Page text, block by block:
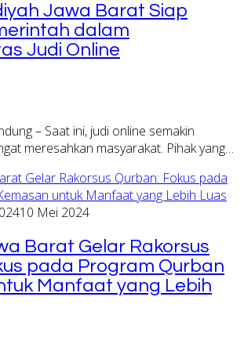
Jawa Barat Siap
dalam
Judi Online
– Saat ini, judi online semakin
meresahkan masyarakat. Pihak yang…
10 Mei 2024
Barat Gelar Rakorsus
pada Program Qurban
Manfaat yang Lebih